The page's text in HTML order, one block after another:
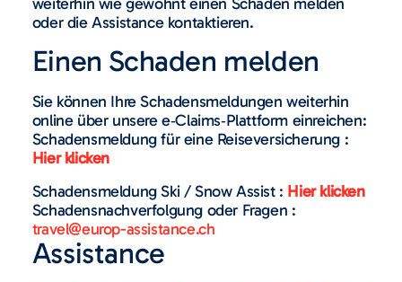
oder die Assistance kontaktieren.
Einen Schaden melden
Sie können Ihre Schadensmeldungen weiterhin
online über unsere e‑Claims‑Plattform einreichen:
Schadensmeldung für eine Reiseversicherung :
Hier klicken
Schadensmeldung Ski / Snow Assist : Hier klicken
Schadensnachverfolgung oder Fragen :
travel@europ-assistance.ch
Assistance